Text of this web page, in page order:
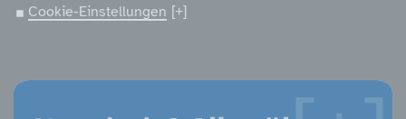
Cookie-Einstellungen